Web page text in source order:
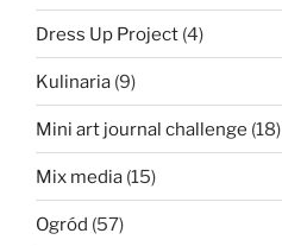
Dress Up Project (4)
Kulinaria (9)
Mini art journal challenge (18)
Mix media (15)
Ogród (57)